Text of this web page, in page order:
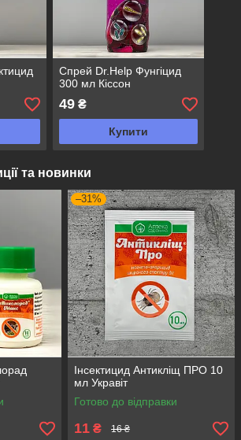
Спрей Dr.Help Фунгіцид
300 мл Кіссон
49₴
Купити
та новинки
–31%
Інсектицид Антикліщ ПРО 10
мл Укравіт
Готово до відправки
11 ₴ 16 ₴